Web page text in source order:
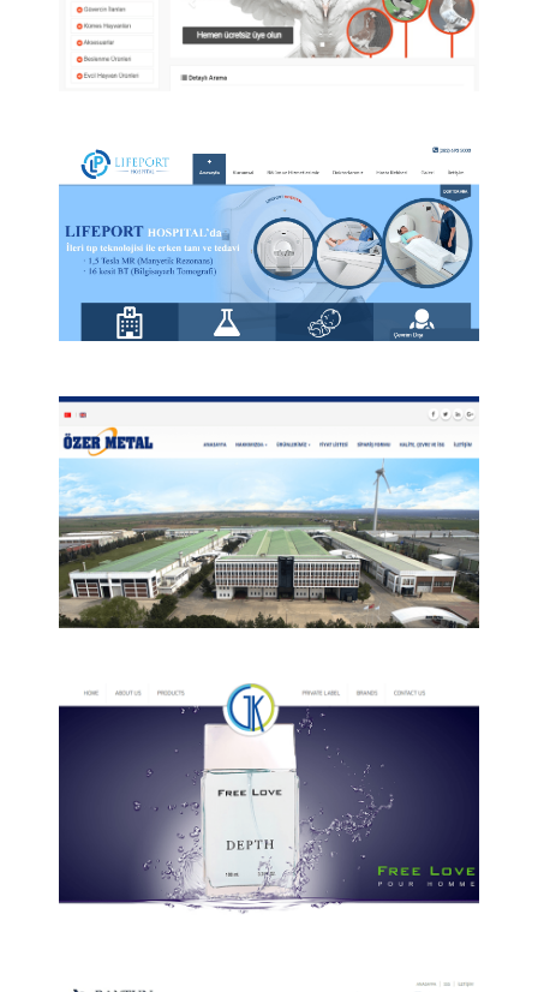
Trakya Güvercin kurumsal ilan sistemi.
LifePort Hospital Kurumsal web sitesi.
Özer Metal Kurumsal web sitesi.